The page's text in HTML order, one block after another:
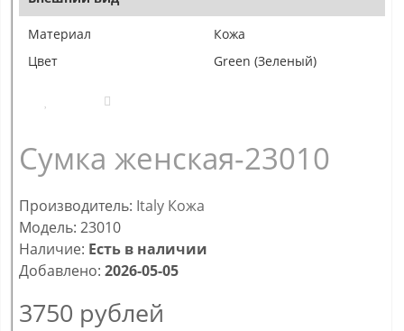
Материал
Кожа
Цвет
Green (Зеленый)
Сумка женская-23010
Производитель: Italy Кожа
Модель: 23010
Наличие: Есть в наличии
Добавлено: 2026-05-05
3750 рублей